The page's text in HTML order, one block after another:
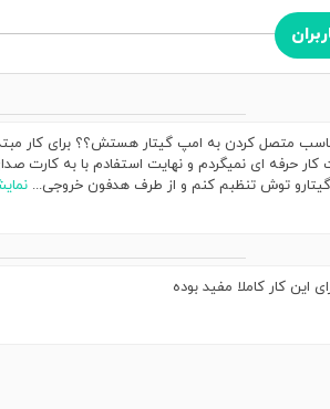
متصل کردن به امپ گیتار هستش؟؟ برای کار
کار حرفه ای نمیگردم و نهایت استفادم با به کارت
توش تنظبم کنم و از طرف هدفون خروجی...
این کار کاملا مفید بوده